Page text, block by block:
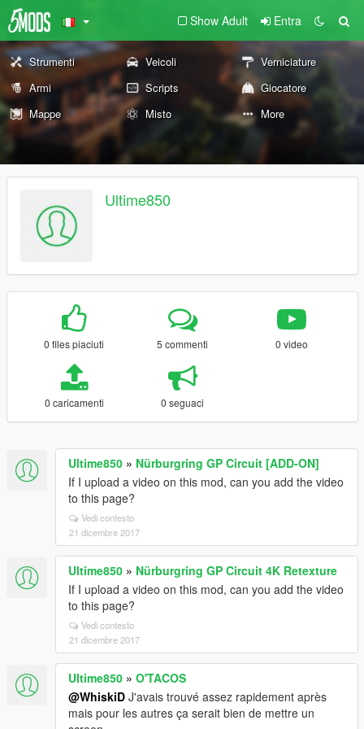
Show Adult Entra
Strumenti Veicoli
Verniciature
Armi
Scripts
Giocatore
Mappe
Misto More
Ultime850
0 files piaciuti 5 commenti 0 video
0 caricamenti 0 seguaci
Ultime850 » Nürburgring GP Circuit [ADD-ON]
If I upload a video on this mod, can you add the video
to this page?
Vedi contesto
21 dicembre 2017
Ultime850 » Nürburgring GP Circuit 4K Retexture
If I upload a video on this mod, can you add the video
to this page?
Vedi contesto
21 dicembre 2017
Ultime850 » O'TACOS
@WhiskiD J'avais trouvé assez rapidement après
mais pour les autres ça serait bien de mettre un